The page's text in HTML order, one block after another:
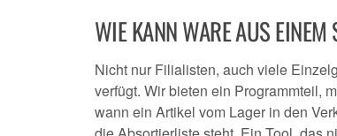
WIE KANN WARE AUS EINEM
Nicht nur Filialisten, auch viele
verfügt. Wir bieten ein Programmteil,
wann ein Artikel vom Lager in den